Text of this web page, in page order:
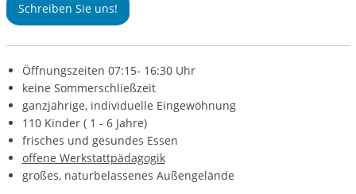
Schreiben Sie uns!
Öffnungszeiten 07:15- 16:30 Uhr
keine Sommerschließzeit
ganzjährige, individuelle Eingewöhnung
110 Kinder ( 1 - 6 Jahre)
frisches und gesundes Essen
offene Werkstattpädagogik
großes, naturbelassenes Außengelände